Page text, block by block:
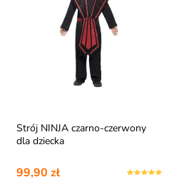
Strój NINJA czarno-czerwony
dla dziecka
99,90 zł